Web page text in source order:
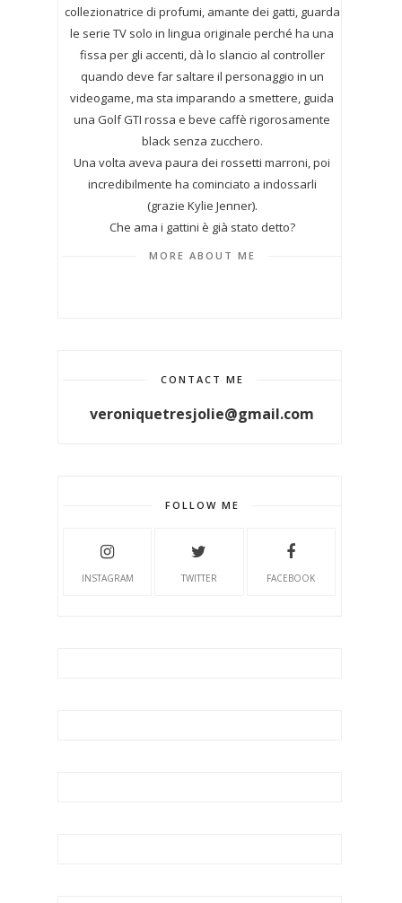
collezionatrice di profumi, amante dei gatti, guarda
le serie TV solo in lingua originale perché ha una
fissa per gli accenti, dà lo slancio al controller
quando deve far saltare il personaggio in un
videogame, ma sta imparando a smettere, guida
una Golf GTI rossa e beve caffè rigorosamente
black senza zucchero.
Una volta aveva paura dei rossetti marroni, poi
incredibilmente ha cominciato a indossarli
(grazie Kylie Jenner).
Che ama i gattini è già stato detto?
MORE ABOUT ME
CONTACT ME
veroniquetresjolie@gmail.com
FOLLOW ME
INSTAGRAM TWITTER FACEBOOK